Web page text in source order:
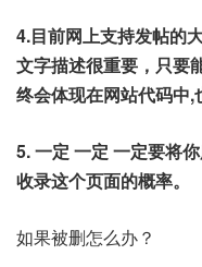
4.目前网上支持发帖的
文字描述很重要，只要
终会体现在网站代码中
5. 一定 一定 一定要将
收录这个页面的概率。
如果被删怎么办？